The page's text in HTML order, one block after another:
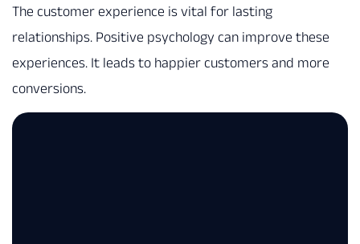
The customer experience is vital for lasting
relationships. Positive psychology can improve these
experiences. It leads to happier customers and more
conversions.